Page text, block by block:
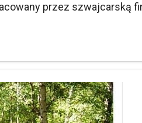
przez szwajcarską